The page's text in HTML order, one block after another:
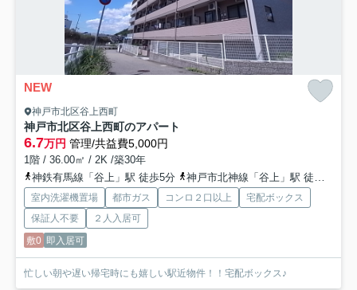
NEW
神戸市北区谷上西町
神戸市北区谷上西町のアパート
6.7万円 管理/共益費5,000円
1階 / 36.00㎡ / 2K /築30年
神鉄有馬線「谷上」駅 徒歩5分
神戸市北神線「谷上」駅 徒歩5分
室内洗濯機置場 都市ガス コンロ２口以上
宅配ボックス
保証人不要
２人入居可
敷0 即入居可
忙しい朝や遅い帰宅時にも嬉しい駅近物件！！宅配ボックス♪